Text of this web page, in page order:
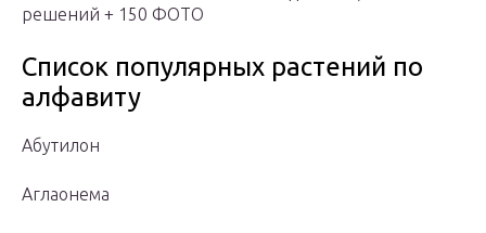
решений + 150 ФОТО
Список популярных растений по
алфавиту
Абутилон
Аглаонема